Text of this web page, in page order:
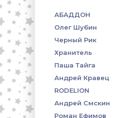
АБАДДОН
Олег Шубин
Черный Рик
Хранитель
Паша Тайга
Андрей Кравец
RODELION
Андрей Смскин
Роман Ефимов